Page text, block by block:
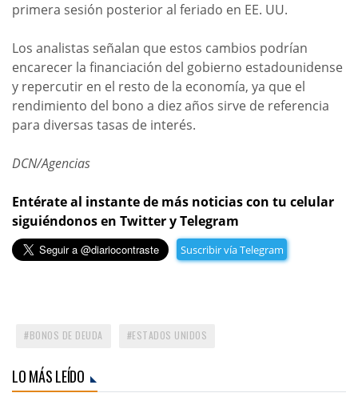
primera sesión posterior al feriado en EE. UU.
Los analistas señalan que estos cambios podrían
encarecer la financiación del gobierno estadounidense
y repercutir en el resto de la economía, ya que el
rendimiento del bono a diez años sirve de referencia
para diversas tasas de interés.
DCN/Agencias
Entérate al instante de más noticias con tu celular
siguiéndonos en Twitter y Telegram
Suscribir vía Telegram
BONOS DE DEUDA ESTADOS UNIDOS
LO MÁS LEÍDO